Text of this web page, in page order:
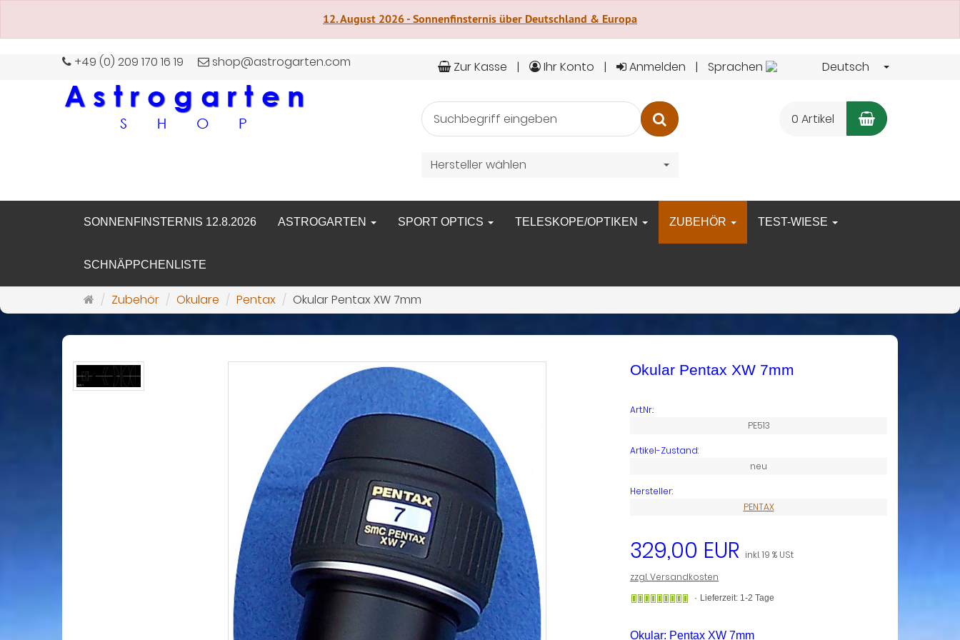
12. August 2026 - Sonnenfinsternis über Deutschland & Europa
+49 (0) 209 170 16 19 shop@astrogarten.com Zur Kasse Ihr Konto Anmelden Sprachen Deutsch
Suchen
Hersteller wählen
0 Artikel Warenkorb
SONNENFINSTERNIS 12.8.2026 ASTROGARTEN SPORT OPTICS TELESKOPE/OPTIKEN ZUBEHÖR TEST-WIESE
SCHNÄPPCHENLISTE
Startseite
Zubehör Okulare Pentax Okular Pentax XW 7mm
Okular Pentax XW 7mm
Art.Nr.:
PE513
Artikel-Zustand:
neu
Hersteller:
PENTAX
329,00 EUR inkl. 19 % USt
zzgl. Versandkosten
Gewöhnlich
24
Lieferzeit: 1-2 Tage
Okular: Pentax XW 7mm